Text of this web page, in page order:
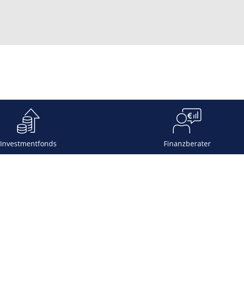
Investmentfonds Finanzberater